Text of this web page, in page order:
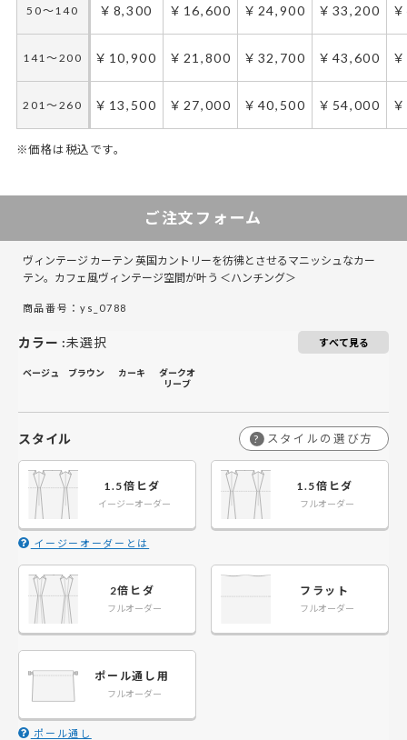
50～140 ￥8,300 ￥16,600 ￥24,900 ￥33,200
141～200 ￥10,900 ￥21,800 ￥32,700 ￥43,600
201～260 ￥13,500 ￥27,000 ￥40,500 ￥54,000
※価格は税込です。
141～200 ￥16,350 ￥32,700 ￥49,050
141～200 ￥10,900 ￥21,800 ￥32,700
ご注文フォーム
ヴィンテージ カーテン 英国カントリーを彷彿とさせるマニッシュなカー
テン。カフェ風ヴィンテージ空間が叶う ＜ハンチング＞
商品番号：ys_0788
カラー :未選択 すべて見る
ベージュ ブラウン カーキ
ダークオ
リーブ
スタイル ? スタイルの選び方
1.5倍ヒダ
イージーオーダー
イージーオーダーとは
1.5倍ヒダ
フルオーダー
2倍ヒダ
フルオーダー
フラット
フルオーダー
ポール通し用
フルオーダー
ポール通し